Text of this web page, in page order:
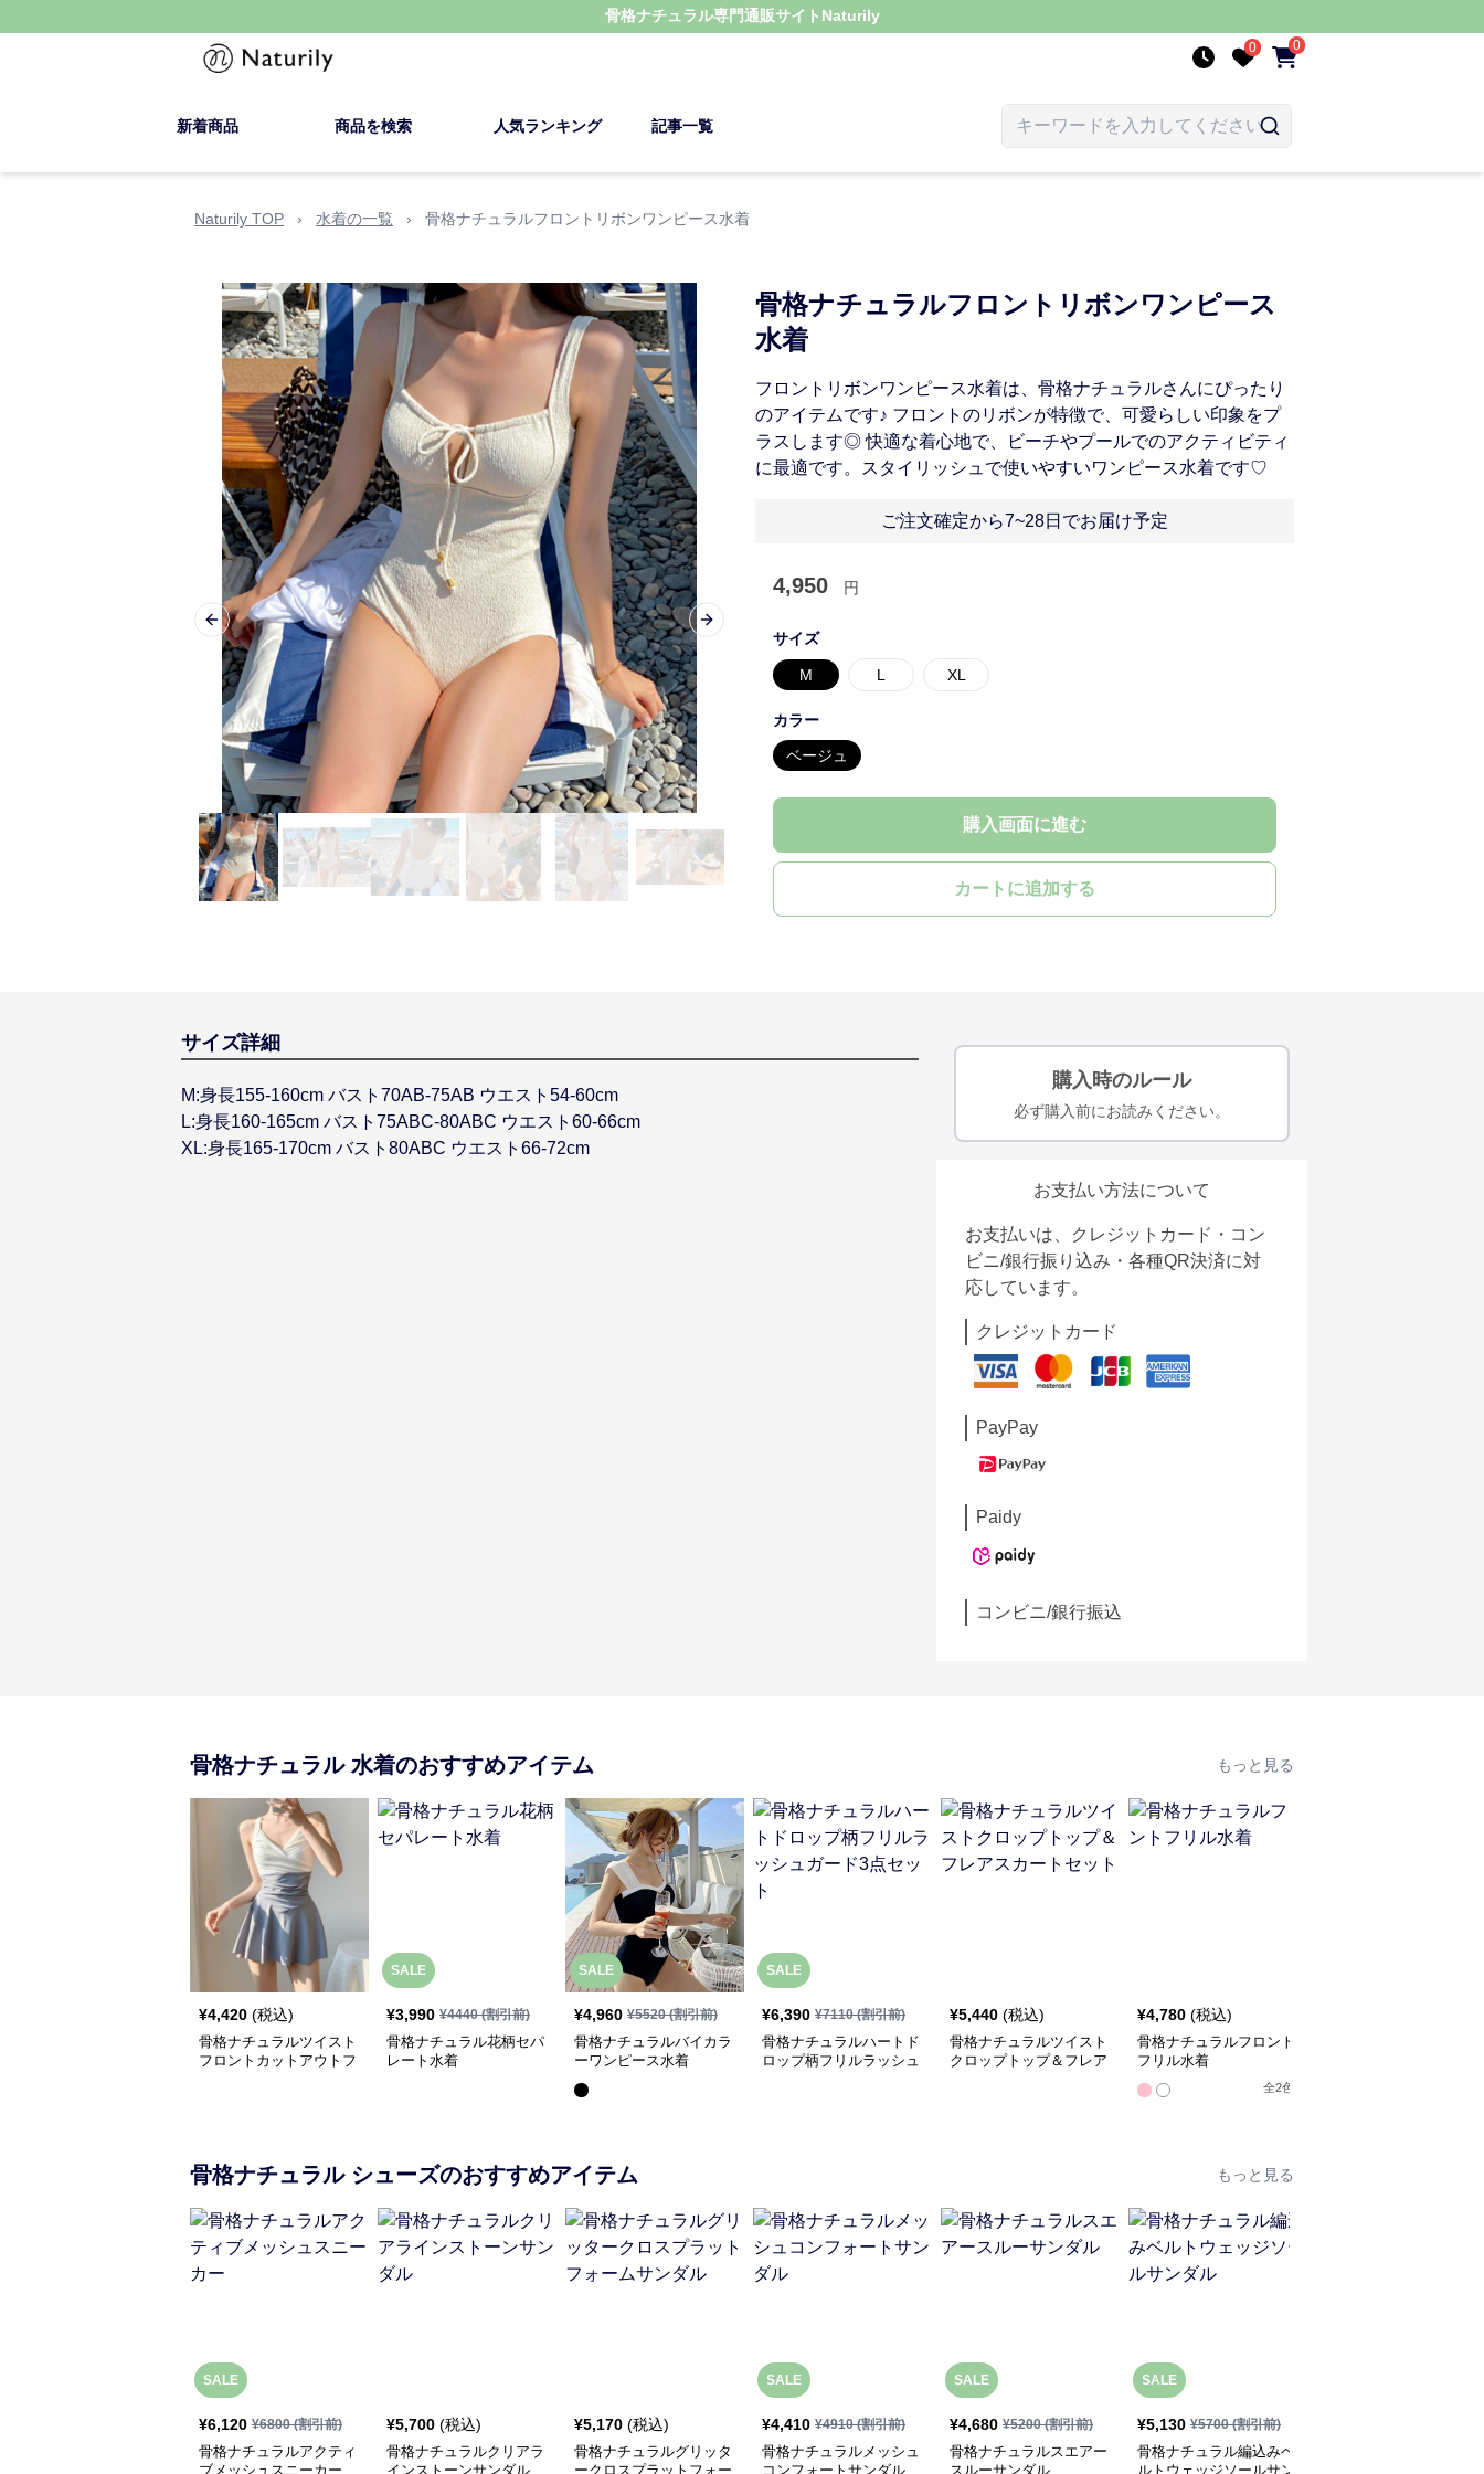
骨格ナチュラル専門通販サイト Naturily
0 0
新着商品 商品を検索 人気ランキング 記事一覧
Naturily TOP › 水着の一覧 › 骨格ナチュラルフロントリボンワンピース水着
Previous slide Next slide
骨格ナチュラルフロントリボンワンピース
水着
フロントリボンワンピース水着は、骨格ナチュラルさんにぴったり
のアイテムです♪ フロントのリボンが特徴で、可愛らしい印象をプ
ラスします◎ 快適な着心地で、ビーチやプールでのアクティビティ
に最適です。スタイリッシュで使いやすいワンピース水着です♡
ご注文確定から7~28日でお届け予定
4,950 円
サイズ
M L XL
カラー
ベージュ
購入画面に進む
カートに追加する
サイズ詳細
M:身長155-160cm バスト70AB-75AB ウエスト54-60cm
L:身長160-165cm バスト75ABC-80ABC ウエスト60-66cm
XL:身長165-170cm バスト80ABC ウエスト66-72cm
購入時のルール
必ず購入前にお読みください。
お支払い方法について
お支払いは、クレジットカード・コン
ビニ/銀行振り込み・各種QR決済に対
応しています。
クレジットカード
PayPay
Paidy
コンビニ/銀行振込
骨格ナチュラル 水着のおすすめアイテム もっと見る
¥4,420 (税込)
骨格ナチュラルツイスト
フロントカットアウトフ
SALE
¥3,990 ¥4440(割引前)
骨格ナチュラル花柄セパ
レート水着
SALE
¥4,960 ¥5520(割引前)
骨格ナチュラルバイカラ
ーワンピース水着
SALE
¥6,390 ¥7110(割引前)
骨格ナチュラルハートド
ロップ柄フリルラッシュ
¥5,440 (税込)
骨格ナチュラルツイスト
クロップトップ＆フレア
¥4,780 (税込)
骨格ナチュラルフロント
フリル水着
全2色
骨格ナチュラル シューズのおすすめアイテム もっと見る
SALE
¥6,120 ¥6800(割引前)
骨格ナチュラルアクティ
ブメッシュスニーカー
¥5,700 (税込)
骨格ナチュラルクリアラ
インストーンサンダル
¥5,170 (税込)
骨格ナチュラルグリッタ
ークロスプラットフォー
SALE
¥4,410 ¥4910(割引前)
骨格ナチュラルメッシュ
コンフォートサンダル
SALE
¥4,680 ¥5200(割引前)
骨格ナチュラルスエアー
スルーサンダル
SALE
¥5,130 ¥5700(割引前)
骨格ナチュラル編込みベ
ルトウェッジソールサン